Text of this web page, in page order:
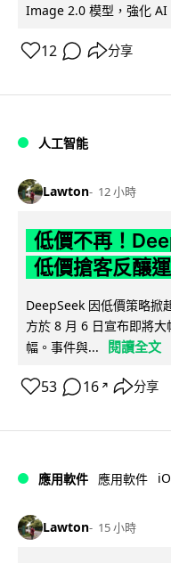
Image 2.0 模型，強化 AI
12 分享
人工智能
Lawton 12 小時
低價不再！
低價搶客反釀
DeepSeek 因低價策略掀
方於 8 月 6 日宣布即將
幅。事件與...
閱讀全文
53 16 ↗ 分享
應用軟件 應用軟件
Lawton 15 小時